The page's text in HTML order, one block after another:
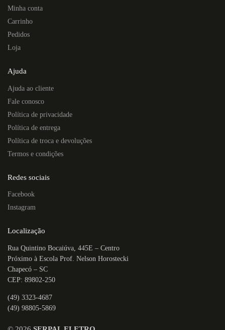
Minha conta
Carrinho
Pedidos
Loja
Ajuda
Ajuda ao cliente
Fale conosco
Política de privacidade
Política de entrega
Política de troca e devoluções
Termos e condições
Redes sociais
Facebook
Instagram
Localização
Rua Quintino Bocaiúva, 445E – Centro
Próximo à Escola Prof. Nelson Horostecki
Chapecó – SC
CEP: 89802-250
(49) 3323-4687
(49) 98805-5869